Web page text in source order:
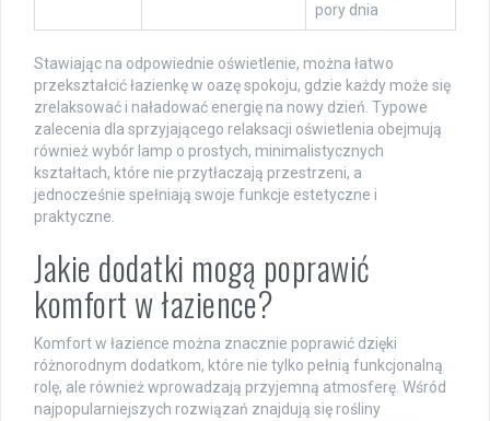
pory dnia
Stawiając na odpowiednie oświetlenie, można łatwo
przekształcić łazienkę w oazę spokoju, gdzie każdy może się
zrelaksować i naładować energię na nowy dzień. Typowe
zalecenia dla sprzyjającego relaksacji oświetlenia obejmują
również wybór lamp o prostych, minimalistycznych
kształtach, które nie przytłaczają przestrzeni, a
jednocześnie spełniają swoje funkcje estetyczne i
praktyczne.
Jakie dodatki mogą poprawić
komfort w łazience?
Komfort w łazience można znacznie poprawić dzięki
różnorodnym dodatkom, które nie tylko pełnią funkcjonalną
rolę, ale również wprowadzają przyjemną atmosferę. Wśród
najpopularniejszych rozwiązań znajdują się rośliny